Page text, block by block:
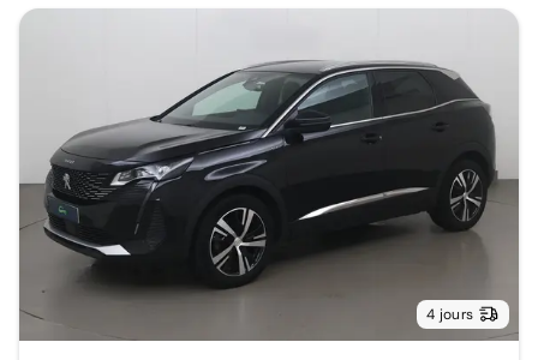
4 jours